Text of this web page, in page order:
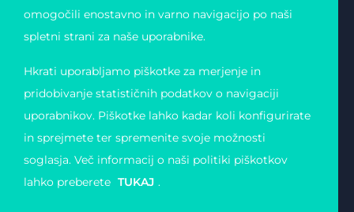
Zvezda 19
Slovenija
Matična številka:
4123026000
Davčna številka: 11823739
podatkov
Piškotki
omogočili enostavno in varno navigacijo po naši
spletni strani za naše uporabnike.
Hkrati uporabljamo piškotke za merjenje in
pridobivanje statističnih podatkov o navigaciji
uporabnikov. Piškotke lahko kadar koli konfigurirate
in sprejmete ter spremenite svoje možnosti
soglasja. Več informacij o naši politiki piškotkov
lahko preberete TUKAJ .